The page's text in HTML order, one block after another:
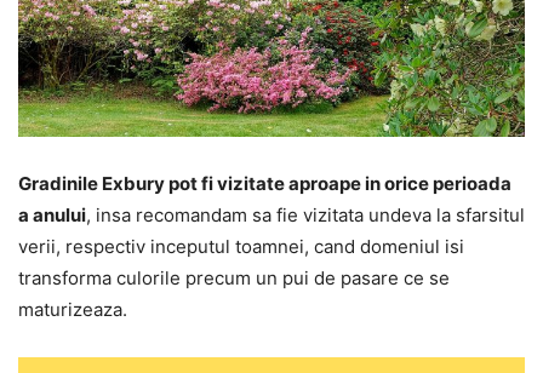
Gradinile Exbury pot fi vizitate aproape in orice perioada
a anului, insa recomandam sa fie vizitata undeva la sfarsitul
verii, respectiv inceputul toamnei, cand domeniul isi
transforma culorile precum un pui de pasare ce se
maturizeaza.